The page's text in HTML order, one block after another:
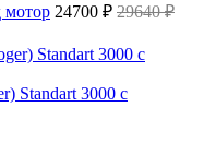
мотор 24700 ₽ 29640 ₽
Standart 3000 с